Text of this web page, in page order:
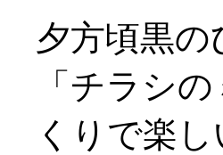
夕方頃黒
「チラシ
くりで楽し